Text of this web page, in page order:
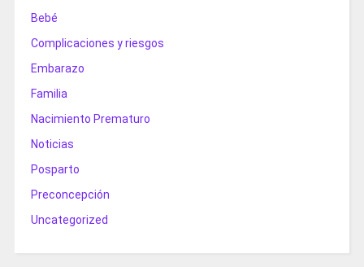
Bebé
Complicaciones y riesgos
Embarazo
Familia
Nacimiento Prematuro
Noticias
Posparto
Preconcepción
Uncategorized